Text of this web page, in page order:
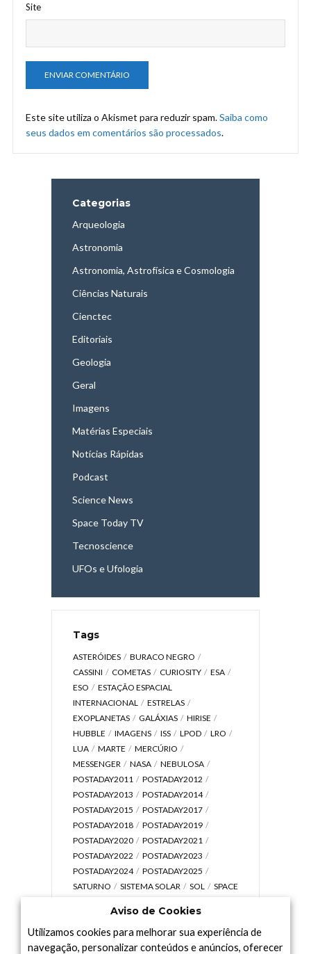
Site
Este site utiliza o Akismet para reduzir spam.Saiba como
seus dados em comentários são processados.
Categorias
Arqueologia
Astronomia
Astronomia, Astrofísica e Cosmologia
Ciências Naturais
Cienctec
Editoriais
Geologia
Geral
Imagens
Matérias Especiais
Notícias Rápidas
Podcast
Science News
Space Today TV
Tecnoscience
UFOs e Ufologia
Tags
ASTERÓIDES
BURACO NEGRO
CASSINI
COMETAS CURIOSITY
ESA
ESO
ESTAÇÃO ESPACIAL
INTERNACIONAL
ESTRELAS
EXOPLANETAS
GALÁXIAS
HIRISE
HUBBLE
IMAGENS ISS LPOD
LRO
LUA
MARTE
MERCÚRIO
MESSENGER
NASA
NEBULOSA
POSTADAY2011
POSTADAY2012
POSTADAY2013
POSTADAY2014
POSTADAY2015
POSTADAY2017
POSTADAY2018
POSTADAY2019
POSTADAY2020
POSTADAY2021
POSTADAY2022
POSTADAY2023
POSTADAY2024
POSTADAY2025
SATURNO
SISTEMA SOLAR SOL
SPACE
UNIVERSO
VÍDEO
Aviso de Cookies
Utilizamos cookies para melhorar sua experiência de
navegação, personalizar conteúdos e anúncios, oferecer